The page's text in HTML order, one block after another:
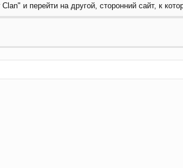
и перейти на другой, сторонний сайт, к